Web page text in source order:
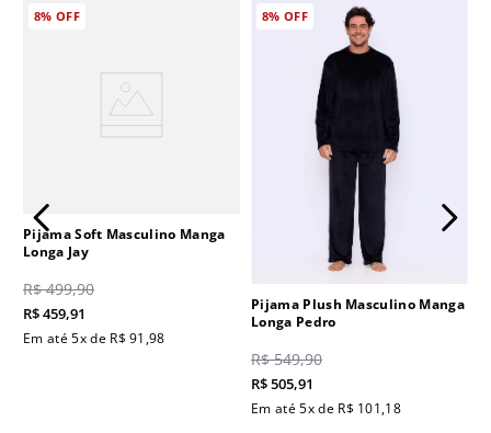
8% OFF
Pijama Soft Masculino Manga
Longa Jay
R$ 499,90
R$459,91
Em até5x de R$ 91 ,98
8% OFF
Pijama Plush Masculino Manga
Longa Pedro
R$ 549,90
R$505,91
Em até5x de R$ 101,18